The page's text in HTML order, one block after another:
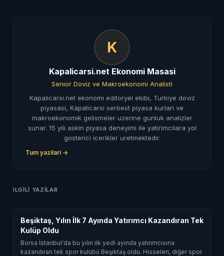
K
Kapalicarsi.net Ekonomi Masasi
Senior Doviz ve Makroekonomi Analisti
Kapalicarsi.net ekonomi editoryel ekibi, Turkiye doviz
piyasasi, Kapalicarsi serbest piyasa kurlari ve
makroekonomik gelismeler uzerine gunluk analizler
sunar. 15 yili askin piyasa deneyimi ile yatirimcilara yol
gosterici icerikler uretmektedir.
Tum yazilari →
ILGILI YAZILAR
Beşiktaş, Yılın İlk 7 Ayında Yatırımcı Kazandıran Tek
Kulüp Oldu
Borsa İstanbul'da bu yılın ilk yedi ayında yatırımcısına
kazandıran tek spor kulübü Beşiktaş oldu. Hisseleri, diğer spor